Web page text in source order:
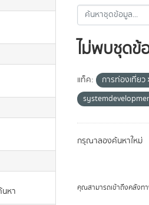
หา
ไม่พบชุดข้
แท็ค: การท่องเที่ยว
กรุณาลองค้นหาใหม่
คุณสามารถเข้าถึงคลังท